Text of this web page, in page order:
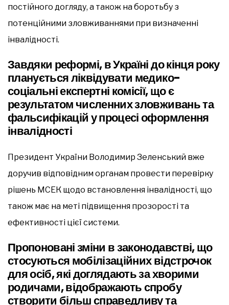
постійного догляду, а також на боротьбу з
потенційними зловживаннями при визначенні
інвалідності.
Завдяки реформі, в Україні до кінця року
планується ліквідувати медико-
соціальні експертні комісії, що є
результатом численних зловживань та
фальсифікацій у процесі оформлення
інвалідності
Президент України Володимир Зеленський вже
доручив відповідним органам провести перевірку
рішень МСЕК щодо встановлення інвалідності, що
також має на меті підвищення прозорості та
ефективності цієї системи.
Пропоновані зміни в законодавстві, що
стосуються мобілізаційних відстрочок
для осіб, які доглядають за хворими
родичами, відображають спробу
створити більш справедливу та